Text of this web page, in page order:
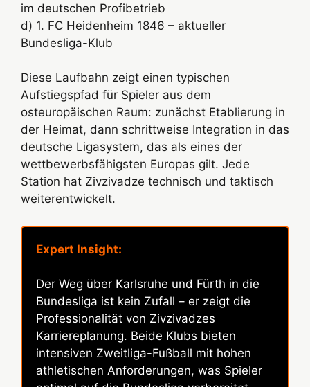
im deutschen Profibetrieb
d) 1. FC Heidenheim 1846 – aktueller
Bundesliga-Klub
Diese Laufbahn zeigt einen typischen
Aufstiegspfad für Spieler aus dem
osteuropäischen Raum: zunächst Etablierung in
der Heimat, dann schrittweise Integration in das
deutsche Ligasystem, das als eines der
wettbewerbsfähigsten Europas gilt. Jede
Station hat Zivzivadze technisch und taktisch
weiterentwickelt.
Expert Insight:
Der Weg über Karlsruhe und Fürth in die
Bundesliga ist kein Zufall – er zeigt die
Professionalität von Zivzivadzes
Karriereplanung. Beide Klubs bieten
intensiven Zweitliga-Fußball mit hohen
athletischen Anforderungen, was Spieler